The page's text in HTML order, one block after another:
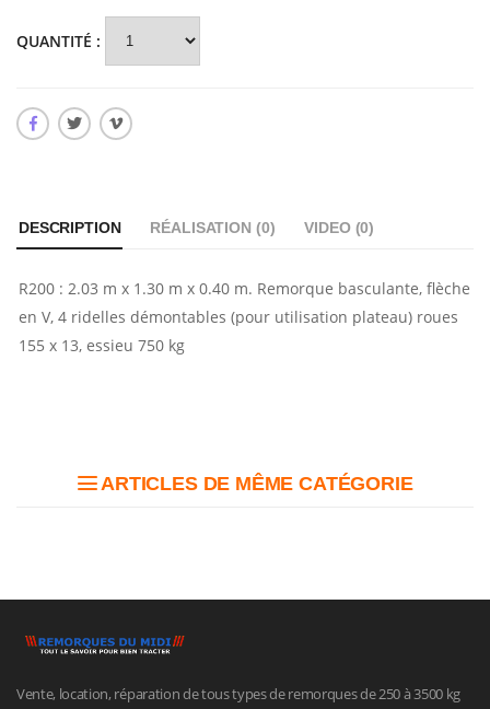
QUANTITÉ :
DESCRIPTION RÉALISATION (0) VIDEO (0)
R200 : 2.03 m x 1.30 m x 0.40 m. Remorque basculante, flèche
en V, 4 ridelles démontables (pour utilisation plateau) roues
155 x 13, essieu 750 kg
ARTICLES DE MÊME CATÉGORIE
Vente, location, réparation de tous types de remorques de 250 à 3500 kg